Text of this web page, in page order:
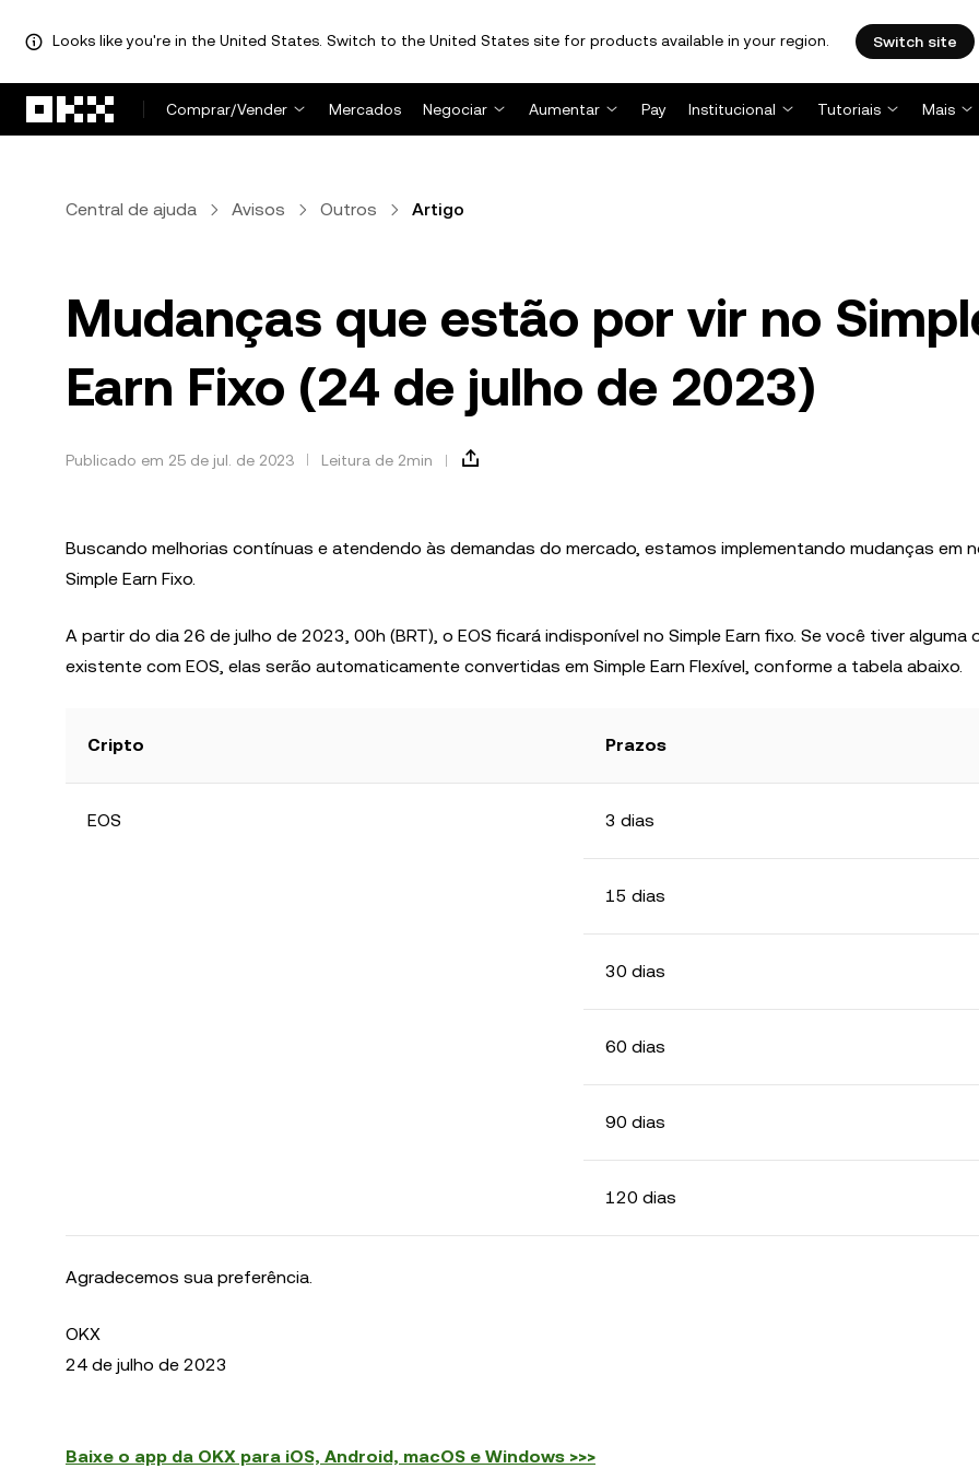
Looks like you're in the United States. Switch to the United States site for products available in your region. Switch site
Comprar/Vender
Mercados Negociar Aumentar Pay Institucional Tutoriais Mais
Central de ajuda Avisos Outros Artigo
Mudanças que estão por vir no
Earn Fixo (24 de julho de 2023)
Publicado em 25 de jul. de 2023 Leitura de 2min
Buscando melhorias contínuas e atendendo às demandas do mercado, estamos implementando mudanças em
Simple Earn Fixo.
A partir do dia 26 de julho de 2023, 00h (BRT), o EOS ficará indisponível no Simple Earn fixo. Se você tiver alguma
existente com EOS, elas serão automaticamente convertidas em Simple Earn Flexível, conforme a tabela abaixo.
Cripto Prazos
EOS 3 dias
15 dias
30 dias
60 dias
90 dias
120 dias
Agradecemos sua preferência.
OKX
24 de julho de 2023
Baixe o app da OKX para iOS, Android, macOS e Windows >>>